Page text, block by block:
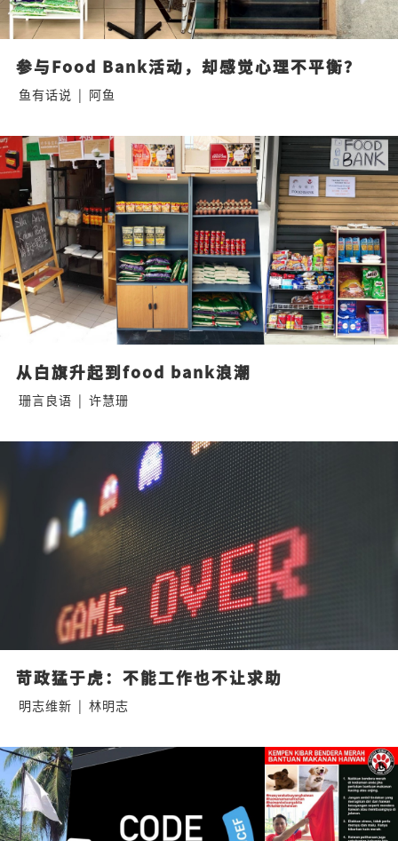
参与Food Bank活动，却感觉心理不平衡？
鱼有话说 | 阿鱼
从白旗升起到food bank浪潮
珊言良语 | 许慧珊
苛政猛于虎：不能工作也不让求助
明志维新 | 林明志